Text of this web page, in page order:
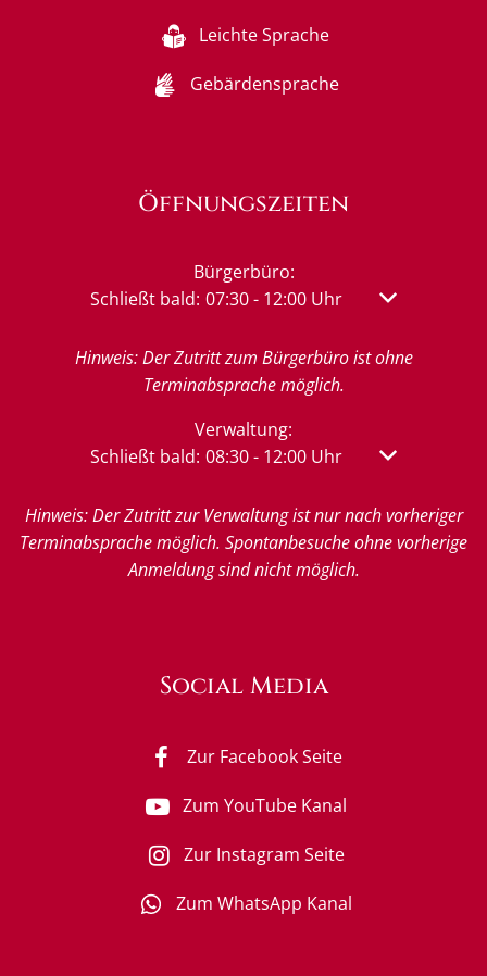
Leichte Sprache
Gebärdensprache
Öffnungszeiten
Bürgerbüro:
Klicken, um weitere Öffnungs- oder
Schließt bald: 07:30- 12:00 Uhr Von 07:30
Hinweis: Der Zutritt zum Bürgerbüro ist ohne
Terminabsprache möglich.
Verwaltung:
Klicken, um weitere Öffnungs- oder
Schließt bald: 08:30- 12:00 Uhr Von 08:30
Hinweis: Der Zutritt zur Verwaltung ist nur nach vorheriger
Terminabsprache möglich. Spontanbesuche ohne vorherige
Anmeldung sind nicht möglich.
Social Media
Zur Facebook Seite
Zum YouTube Kanal
Zur Instagram Seite
Zum WhatsApp Kanal